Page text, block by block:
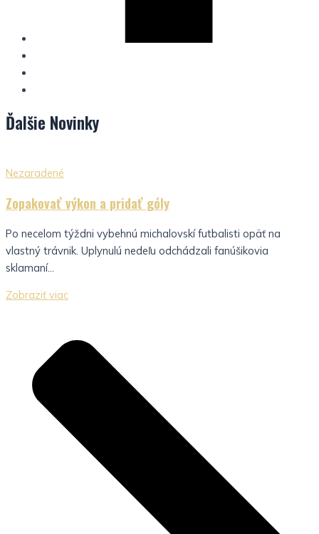
Ďalšie Novinky
Nezaradené
Zopakovať výkon a pridať góly
Po necelom týždni vybehnú michalovskí futbalisti opäť na
vlastný trávnik. Uplynulú nedeľu odchádzali fanúšikovia
sklamaní...
Zobraziť viac